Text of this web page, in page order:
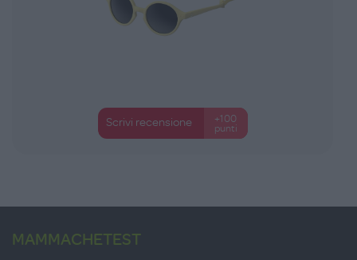
Scrivi recensione
+100
punti
MAMMACHETEST